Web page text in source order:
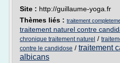
Site : http://guillaume-yoga.fr
Thèmes liés : traitement
traitement naturel contre
chronique traitement naturel /
contre le candidose / traitement
albicans